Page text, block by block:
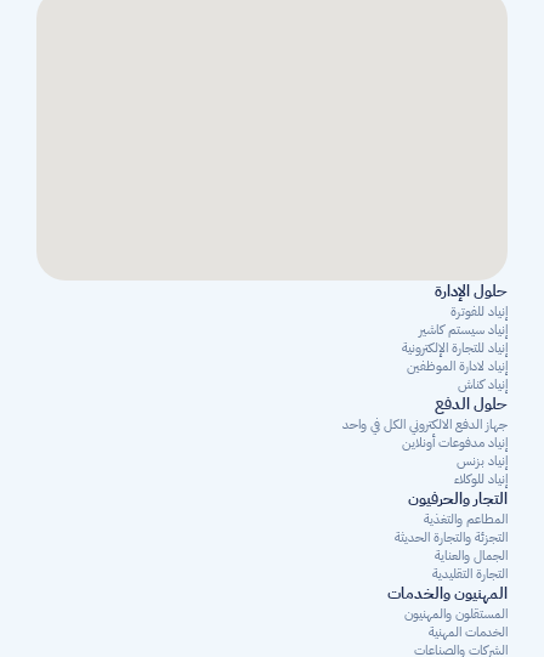
حلول الإدارة
إنياد للفوترة
إنياد سيستم كاشير
إنياد للتجارة الإلكترونية
إنياد لادارة الموظفين
إنياد كناش
حلول الدفع
جهاز الدفع الالكتروني الكل في واحد
إنياد مدفوعات أونلاين
إنياد بزنس
إنياد للوكلاء
التجار والحرفيون
المطاعم والتغذية
التجزئة والتجارة الحديثة
الجمال والعناية
التجارة التقليدية
المهنيون والخدمات
المستقلون والمهنيون
الخدمات المهنية
الشركات والصناعات